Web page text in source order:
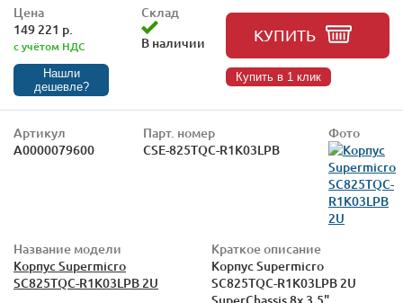
Цена
149 221 р.
с учётом НДС
Нашли
дешевле?
Склад
В наличии
КУПИТЬ
Купить в 1 клик
Артикул
А0000079600
Парт. номер
CSE-825TQC-R1K03LPB
Фото
Название модели
Корпус Supermicro
SC825TQC-R1K03LPB 2U
Краткое описание
Корпус Supermicro
SC825TQC-R1K03LPB 2U